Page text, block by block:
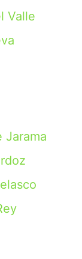
Valle
Jarama